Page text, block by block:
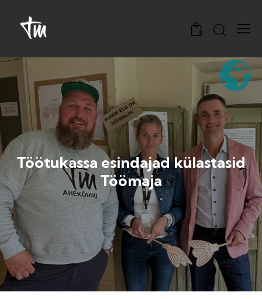
0
Töötukassa esindajad külastasid
Töömaja